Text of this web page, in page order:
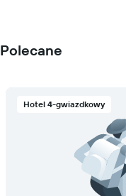
Polecane
Hotel 4-gwiazdkowy